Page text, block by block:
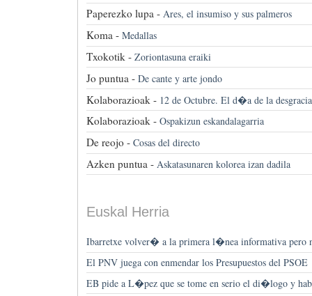
Paperezko lupa - Ares, el insumiso y sus palmeros
Koma - Medallas
Txokotik - Zoriontasuna eraiki
Jo puntua - De cante y arte jondo
Kolaborazioak - 12 de Octubre. El d�a de la desgracia
Kolaborazioak - Ospakizun eskandalagarria
De reojo - Cosas del directo
Azken puntua - Askatasunaren kolorea izan dadila
Euskal Herria
Ibarretxe volver� a la primera l�nea informativa pero
El PNV juega con enmendar los Presupuestos del PSOE
EB pide a L�pez que se tome en serio el di�logo y